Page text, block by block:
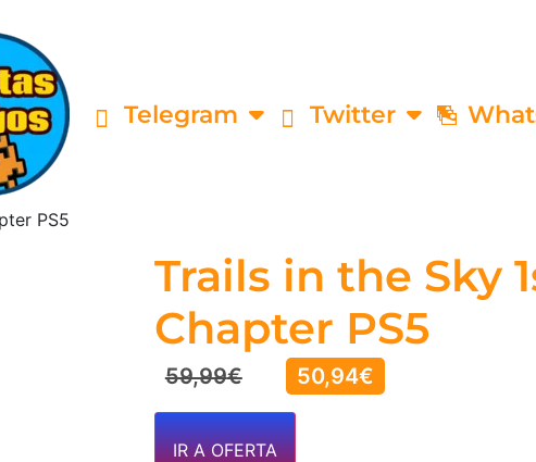
Telegram Twitter
PS5
Trails in the Sky
Chapter PS5
59,99€ 50,94€
IR A OFERTA